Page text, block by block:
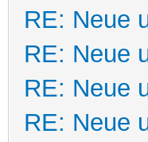
RE: Neue
RE: Neue
RE: Neue
RE: Neue